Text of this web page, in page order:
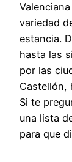
variedad
estancia.
hasta las
por las
Castellón,
Si te
una lista
para que